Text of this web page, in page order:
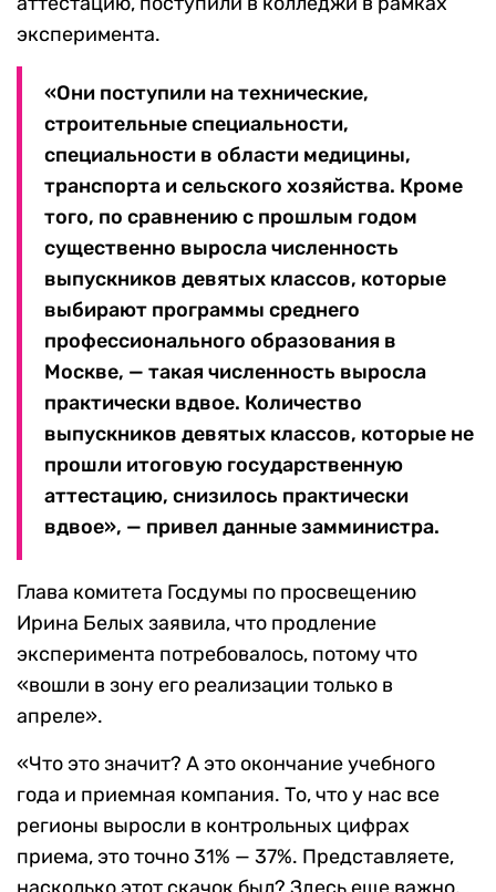
эксперимента.
«Они поступили на технические,
строительные специальности,
специальности в области медицины,
транспорта и сельского хозяйства. Кроме
того, по сравнению с прошлым годом
существенно выросла численность
выпускников девятых классов, которые
выбирают программы среднего
профессионального образования в
Москве, — такая численность выросла
практически вдвое. Количество
выпускников девятых классов, которые не
прошли итоговую государственную
аттестацию, снизилось практически
вдвое», — привел данные замминистра.
Глава комитета Госдумы по просвещению
Ирина Белых заявила, что продление
эксперимента потребовалось, потому что
«вошли в зону его реализации только в
апреле».
«Что это значит? А это окончание учебного
года и приемная компания. То, что у нас все
регионы выросли в контрольных цифрах
приема, это точно 31% — 37%. Представляете,